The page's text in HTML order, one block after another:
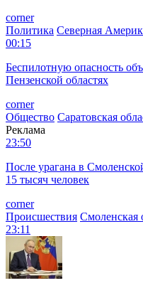
corner
Политика Северная
00:15
Беспилотную опасность
Пензенской областях
corner
Общество Саратовская
Реклама
23:50
После урагана в
15 тысяч человек
corner
Происшествия Смоленская
23:11